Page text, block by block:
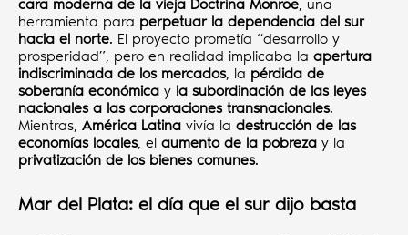
cara moderna de la vieja Doctrina Monroe, una
herramienta para perpetuar la dependencia del sur
hacia el norte. El proyecto prometía “desarrollo y
prosperidad”, pero en realidad implicaba la apertura
indiscriminada de los mercados, la pérdida de
soberanía económica y la subordinación de las leyes
nacionales a las corporaciones transnacionales.
Mientras, América Latina vivía la destrucción de las
economías locales, el aumento de la pobreza y la
privatización de los bienes comunes.
Mar del Plata: el día que el sur dijo basta